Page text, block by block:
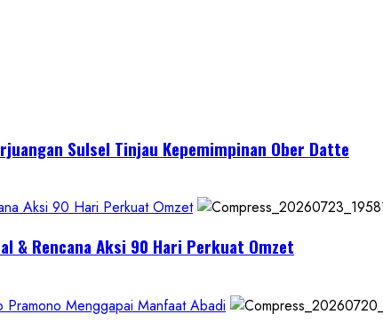
Sulsel Tinjau Kepemimpinan Ober Datte
Aksi 90 Hari Perkuat Omzet
& Rencana Aksi 90 Hari Perkuat Omzet
Pramono Menggapai Manfaat Abadi